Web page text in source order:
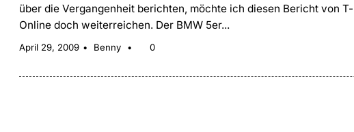
über die Vergangenheit berichten, möchte ich diesen Bericht von T-
Online doch weiterreichen. Der BMW 5er...
April 29, 2009 Benny 0